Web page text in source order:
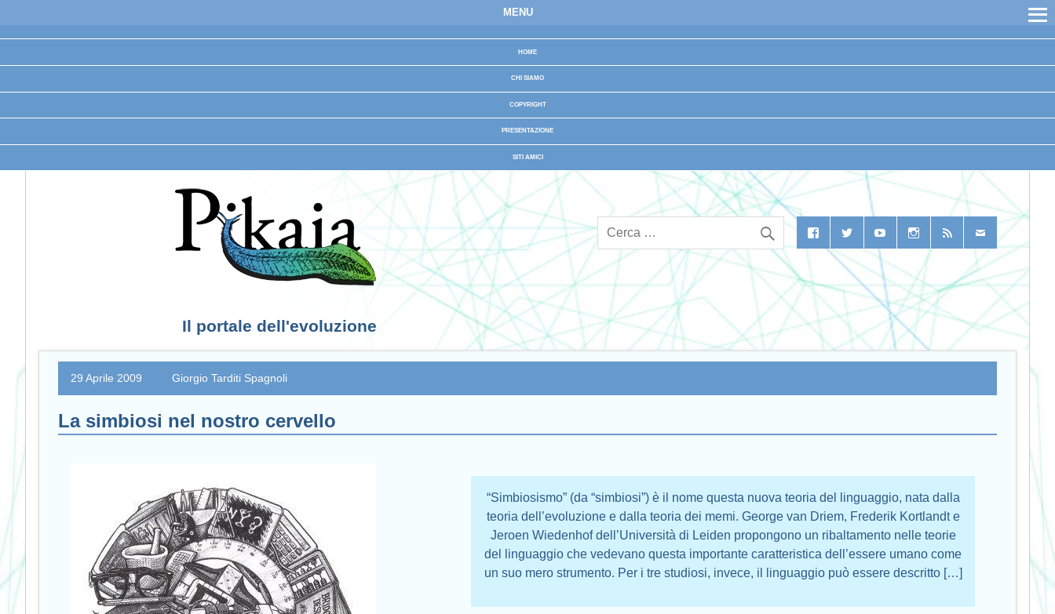
MENU
HOME
CHI SIAMO
COPYRIGHT
PRESENTAZIONE
SITI AMICI
Il portale dell'evoluzione
29 Aprile 2009 Giorgio Tarditi Spagnoli
La simbiosi nel nostro cervello
“Simbiosismo” (da “simbiosi”) è il nome questa nuova teoria del linguaggio, nata dalla
teoria dell’evoluzione e dalla teoria dei memi. George van Driem, Frederik Kortlandt e
Jeroen Wiedenhof dell’Università di Leiden propongono un ribaltamento nelle teorie
del linguaggio che vedevano questa importante caratteristica dell’essere umano come
un suo mero strumento. Per i tre studiosi, invece, il linguaggio può essere descritto […]